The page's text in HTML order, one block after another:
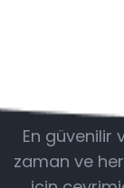
En güvenilir
zaman ve